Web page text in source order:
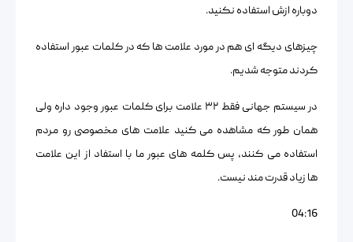
دوباره ازش استفاده نکنید.
چیزهای دیگه ای هم در مورد علامت ها که در کلمات عبور استفاده
کردند متوجه شدیم.
در سیستم جهانی فقط ۳۲ علامت برای کلمات عبور وجود داره ولی
همان طور که مشاهده می کنید علامت های مخصوصی رو مردم
استفاده می کنند، پس کلمه های عبور ما با استفاد از این علامت
ها زیاد قدرت مند نیست.
04:16